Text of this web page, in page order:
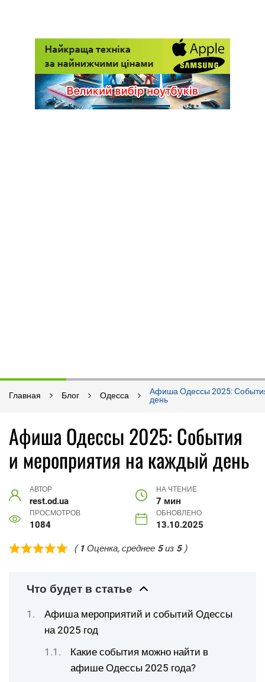
Главная Блог Одесса
Афиша Одессы 2025:
день
Афиша Одессы 2025: События
и мероприятия на каждый день
АВТОР
rest.od.ua
НА ЧТЕНИЕ
7 мин
ПРОСМОТРОВ
1084
ОБНОВЛЕНО
13.10.2025
( 1 Оценка, среднее 5из 5)
Что будет в статье
Афиша мероприятий и событий Одессы
на 2025 год
Какие события можно найти в
афише Одессы 2025 года?